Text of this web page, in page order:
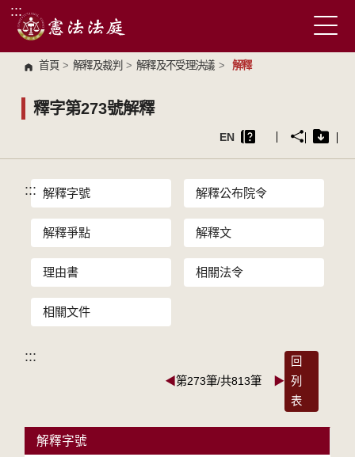
跳到主要內容區塊
:::
首頁 > 解釋及裁判 > 解釋及不受理決議 > 解釋
釋字第273號解釋
EN
::: 解釋字號 解釋公布院令
解釋爭點 解釋文
理由書 相關法令
相關文件
:::
◀第273筆/共813筆 ▶
回
列
表
解釋字號